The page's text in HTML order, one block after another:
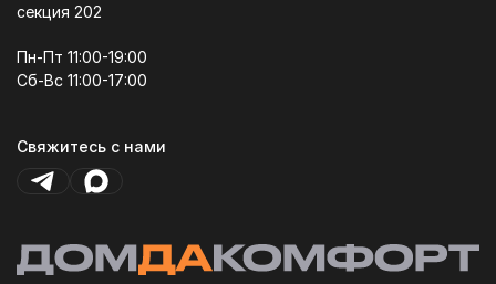
секция 202
Пн-Пт 11:00-19:00
Сб-Вс 11:00-17:00
Свяжитесь с нами